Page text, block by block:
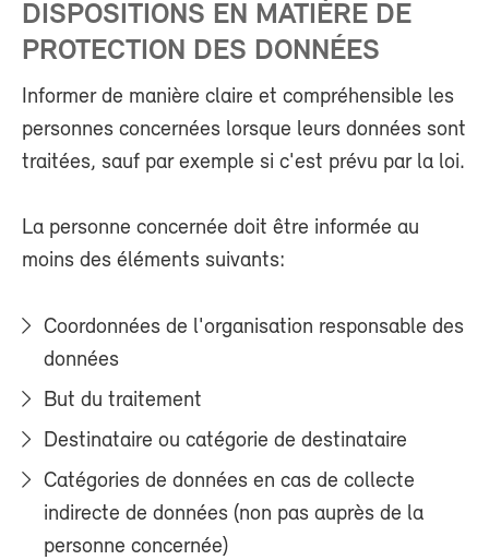
DISPOSITIONS EN MATIÈRE DE
PROTECTION DES DONNÉES
Informer de manière claire et compréhensible les
personnes concernées lorsque leurs données sont
traitées, sauf par exemple si c'est prévu par la loi.
La personne concernée doit être informée au
moins des éléments suivants:
Coordonnées de l'organisation responsable des
données
But du traitement
Destinataire ou catégorie de destinataire
Catégories de données en cas de collecte
indirecte de données (non pas auprès de la
personne concernée)